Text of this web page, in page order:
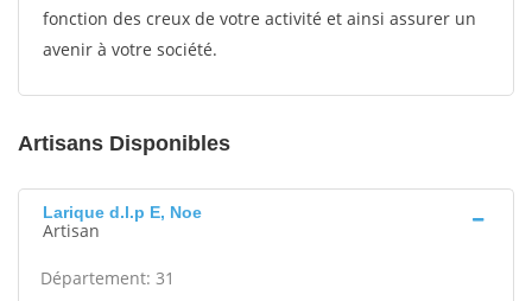
fonction des creux de votre activité et ainsi assurer un
avenir à votre société.
Artisans Disponibles
Larique d.l.p E, Noe
Artisan
Département: 31